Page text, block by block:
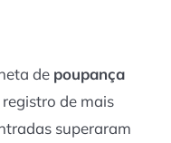
de poupança
de mais
superaram